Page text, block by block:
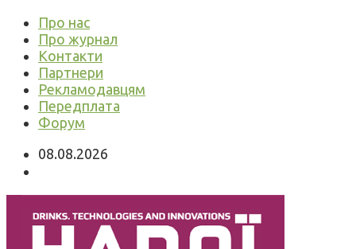
Про нас
Про журнал
Контакти
Партнери
Рекламодавцям
Передплата
Форум
08.08.2026